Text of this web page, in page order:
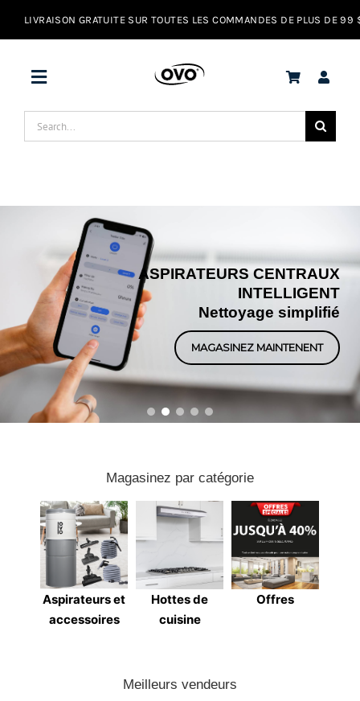
Toggle
Navigation
Offres
Hottes de cuisine
Assistance
FR
Search
for:
ASPIRATEURS CENTRAUX
INTELLIGENT
Nettoyage simplifié
MAGASINEZ MAINTENENT
Magasinez par catégorie
Aspirateurs et
accessoires
Hottes de
cuisine
Offres
Meilleurs vendeurs